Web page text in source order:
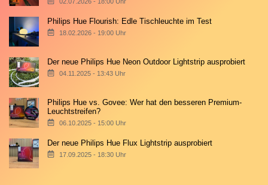
Philips Hue Flourish: Edle Tischleuchte im Test
18.02.2026 - 19:00 Uhr
Der neue Philips Hue Neon Outdoor Lightstrip ausprobiert
04.11.2025 - 13:43 Uhr
Philips Hue vs. Govee: Wer hat den besseren Premium-
Leuchtstreifen?
06.10.2025 - 15:00 Uhr
Der neue Philips Hue Flux Lightstrip ausprobiert
17.09.2025 - 18:30 Uhr